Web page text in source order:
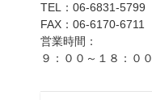
TEL：06-6831-5799
FAX：06-6170-6711
営業時間：
９：００～１８：００